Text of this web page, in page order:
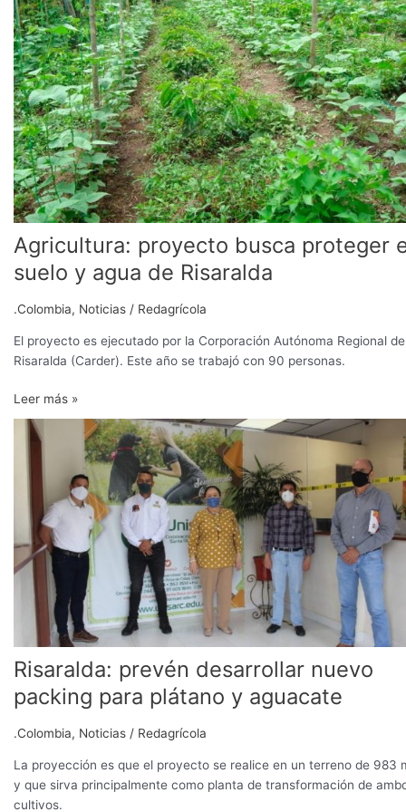
Agricultura: proyecto busca proteger
suelo y agua de Risaralda
.Colombia, Noticias / Redagrícola
El proyecto es ejecutado por la Corporación Autónoma Regional de
Risaralda (Carder). Este año se trabajó con 90 personas.
busca
proteger
el
suelo
y
agua
de
Risaralda
Leer más »
Risaralda: prevén desarrollar nuevo
packing para plátano y aguacate
.Colombia, Noticias / Redagrícola
La proyección es que el proyecto se realice en un terreno de 983
y que sirva principalmente como planta de transformación de
cultivos.
Risaralda:
nuevo
packing
para
plátano
y
aguacate